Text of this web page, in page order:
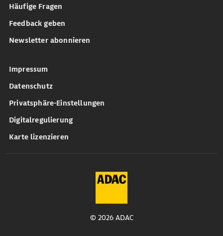
Häufige Fragen
Feedback geben
Newsletter abonnieren
Impressum
Datenschutz
Privatsphäre-Einstellungen
Digitalregulierung
Karte lizenzieren
© 2026 ADAC